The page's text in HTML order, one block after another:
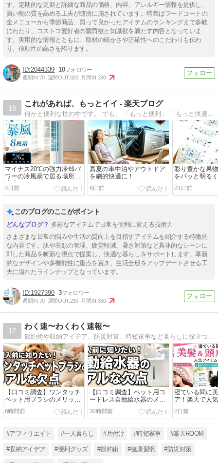
す。定期的な更新と詳細な商品の価格、内容、アレルギー情報を提供し、
買い物の質を高める工夫が随所に施されています。特集はフードコートの
全メニューから季節商品、買って良かったアイテムのランキングまで多岐
にわたり、コストコ愛好者の購買欲と知識欲を満たす内容となっていま
す。実用的な情報とともに、取材の確かさや正確性へのこだわりも伝わ
り、信頼性の高さを誇ります。
2044339 10
週間IN:70 週間OUT:820 月間IN:330
16
これがあれば、もっとイイ - 楽天ブログ
マイナス20℃の強力冷却パ
ワーの冷風扇で居る場所を
快適に！
4日前
真夏の車中泊やアウトドア
を劇的快適に！
6日前
彩り豊かな果
をパッと明る
ット🍊🍑
23日前
このブログのここがポイント
多彩なアイテムで日常を便利に変える技術力
さまざまな日常の悩みや生活の質向上を目指すアイテムを紹介する特徴的
な内容です。肌や衣類の管理、疲労軽減、暑さ対策など具体的なシーンに
即した商品を斬新な視点で提案し、快適な暮らしをサポートします。革新
的なデザインや多機能性に重点を置き、生活全般をアップデートさせる工
夫に溢れたラインナップとなっています。
1927390 3
週間IN:70 週間OUT:230 月間IN:330
17
わく速〜わくわく速報〜
節約術や収納アイデア、防災対策、時短家事など暮らしに役立つ情報を発信中。毎日の悩みを解決するヒントや便利グッズ、楽天ROOM活用術まで、実践しやすい内容をわかりやすく紹介しています
【口コミ調査】ワンタッチ
ペット用ブラシのメリッ
ト・デメリットを徹底分
析！抜け毛掃除の負担を減
6時間前
【口コミ調査】ペット用コ
ードレス自動給水器のメリ
ット・デメリットを徹底分
析
30時間前
寝ている間に
ア！楽天で人
テム3選【
2日前
#アフィリエイト #一人暮らし #片付け #時短家事 #楽天ROOM
#収納アイデア #便利グッズ #節約術 #健康習慣 #防災対策